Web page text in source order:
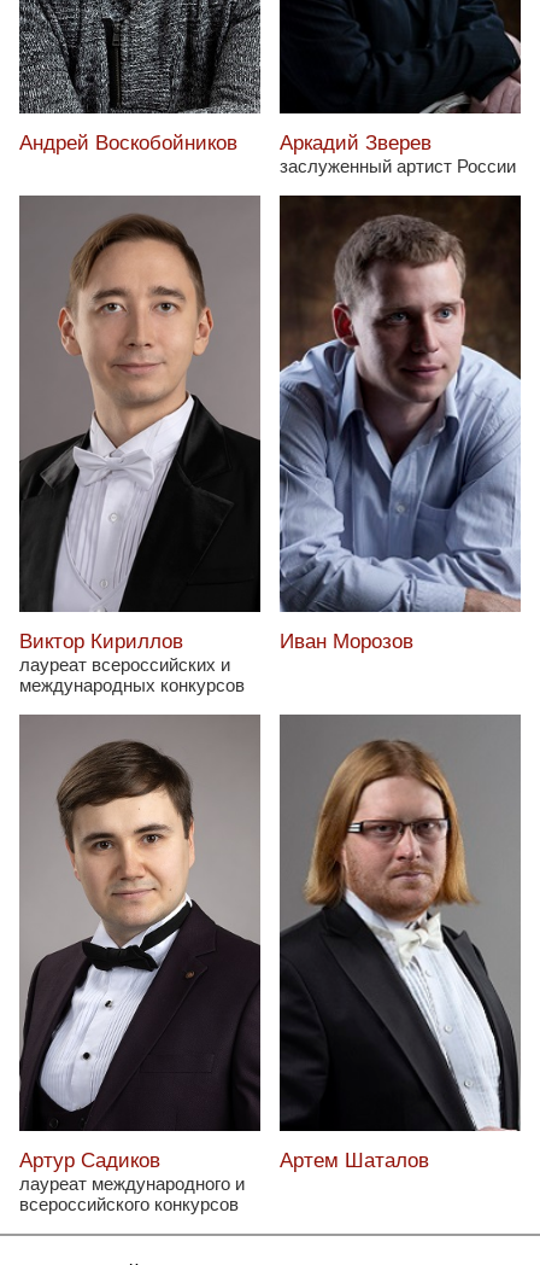
Андрей Воскобойников Аркадий Зверев
заслуженный артист России
Виктор Кириллов
лауреат всероссийских и
международных конкурсов
Иван Морозов
Артур Садиков
лауреат международного и
всероссийского конкурсов
Артем Шаталов